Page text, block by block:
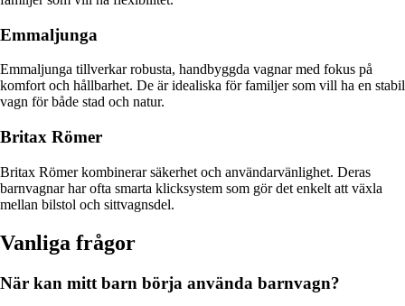
Emmaljunga
Emmaljunga tillverkar robusta, handbyggda vagnar med fokus på
komfort och hållbarhet. De är idealiska för familjer som vill ha en stabil
vagn för både stad och natur.
Britax Römer
Britax Römer kombinerar säkerhet och användarvänlighet. Deras
barnvagnar har ofta smarta klicksystem som gör det enkelt att växla
mellan bilstol och sittvagnsdel.
Vanliga frågor
När kan mitt barn börja använda barnvagn?